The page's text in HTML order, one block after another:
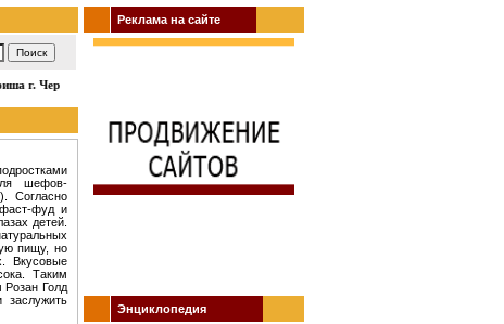
г. Черкассы: кино, театр, концерты, спектакли, гастроли, выставки,
шефов-
Согласно
фуд и
детей.
пищу, но
Вкусовые
Таким
Розан Голд
заслужить
Реклама на сайте
Энциклопедия